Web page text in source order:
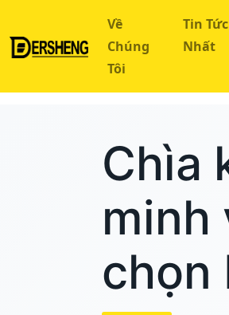
Về
Chúng
Tôi
Tin
Nhất
Chìa
minh
chọn